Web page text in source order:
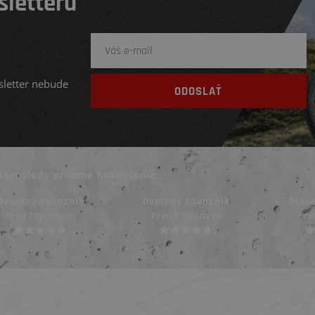
nebude
Naposledy pridané hodnotenie::
Overený zákazník
Pred 5 týždňami
Overený zákazník
Pred mesiacom